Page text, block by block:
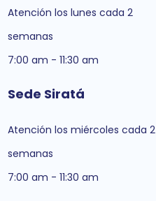
Atención los lunes cada 2
semanas
7:00 am - 11:30 am
Sede Siratá
Atención los miércoles cada 2
semanas
7:00 am - 11:30 am